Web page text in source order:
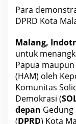
a
i
D
p
a
n
a
n
t
o
r
D
P
R
Para
DPRD Kota
Malang,
untuk
Papua
(HAM) oleh
Komunitas
Demokrasi (
depan Gedung
(DPRD) Kota